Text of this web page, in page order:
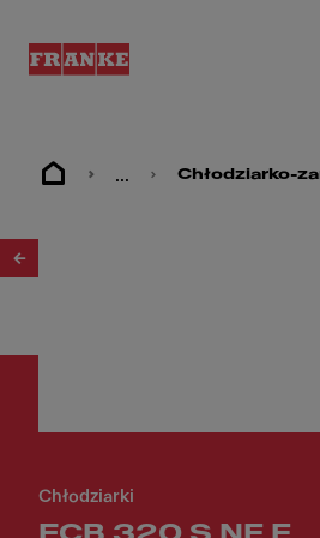
... Chłodziarko-
Chłodziarki